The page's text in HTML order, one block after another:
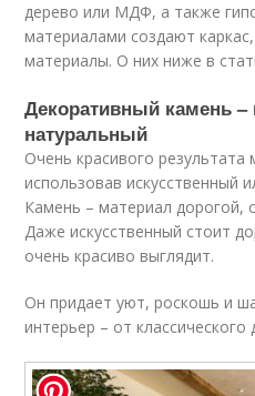
дерево или МДФ, а также
материалами создают
материалы. О них ниже в
Декоративный камень –
натуральный
Очень красивого
использовав искусственный
Камень – материал дорогой,
Даже искусственный стоит
очень красиво выглядит.
Он придает уют, роскошь и
интерьер – от классического